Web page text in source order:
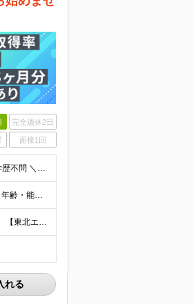
完全週休2日
面接1回
＜職種・業界未経験OK！営業デビュー大歓迎＞ ◆要普通自動車免許（AT限定可） ◆学歴不問 ＼当てはまる方、ぜひご応募ください！／ □人と話すことや、人の役に立つことが好き □未経験から営業として成
月給28万円～35万円＋賞与年2回（支給実績3ヶ月分） ※経験・年齢・能力を考慮の上、当社規定により決定します。 ※上記月給には固定残業代(25時間分／47,314円～)
ご希望を考慮のうえ、下記いずれかの拠点へ配属します。 ※自動車通勤可能（要相談） 【東北エリア】 仙台支店、盛岡支店、福島支店 【関東エリア】 東京本社、東京支店、埼玉支店、千葉支店、群馬支店、東
れる